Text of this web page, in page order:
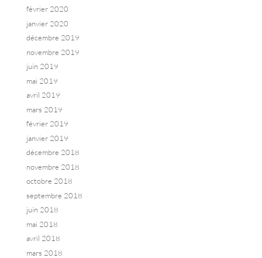
février 2020
janvier 2020
décembre 2019
novembre 2019
juin 2019
mai 2019
avril 2019
mars 2019
février 2019
janvier 2019
décembre 2018
novembre 2018
octobre 2018
septembre 2018
juin 2018
mai 2018
avril 2018
mars 2018